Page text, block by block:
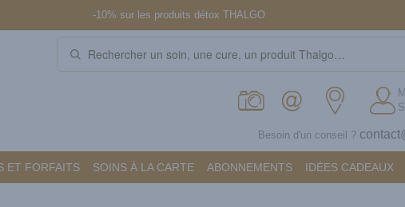
ET FORFAITS SOINS À LA CARTE ABONNEMENTS IDÉES CADEAUX
-10% sur les produits détox THALGO
Besoin d'un conseil ?